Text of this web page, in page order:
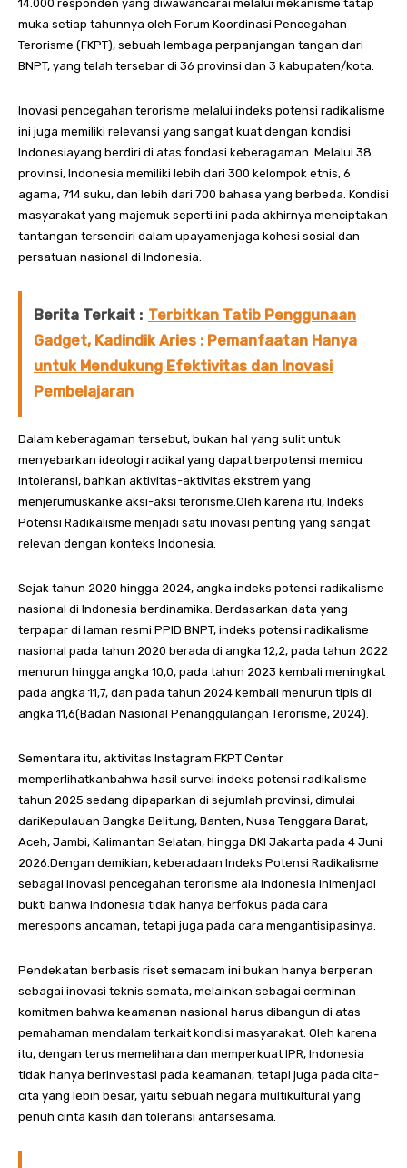
14.000 responden yang diwawancarai melalui mekanisme tatap
muka setiap tahunnya oleh Forum Koordinasi Pencegahan
Terorisme (FKPT), sebuah lembaga perpanjangan tangan dari
BNPT, yang telah tersebar di 36 provinsi dan 3 kabupaten/kota.
Inovasi pencegahan terorisme melalui indeks potensi radikalisme
ini juga memiliki relevansi yang sangat kuat dengan kondisi
Indonesiayang berdiri di atas fondasi keberagaman. Melalui 38
provinsi, Indonesia memiliki lebih dari 300 kelompok etnis, 6
agama, 714 suku, dan lebih dari 700 bahasa yang berbeda. Kondisi
masyarakat yang majemuk seperti ini pada akhirnya menciptakan
tantangan tersendiri dalam upayamenjaga kohesi sosial dan
persatuan nasional di Indonesia.
Berita Terkait : Terbitkan Tatib Penggunaan
Gadget, Kadindik Aries : Pemanfaatan Hanya
untuk Mendukung Efektivitas dan Inovasi
Pembelajaran
Dalam keberagaman tersebut, bukan hal yang sulit untuk
menyebarkan ideologi radikal yang dapat berpotensi memicu
intoleransi, bahkan aktivitas-aktivitas ekstrem yang
menjerumuskanke aksi-aksi terorisme.Oleh karena itu, Indeks
Potensi Radikalisme menjadi satu inovasi penting yang sangat
relevan dengan konteks Indonesia.
Sejak tahun 2020 hingga 2024, angka indeks potensi radikalisme
nasional di Indonesia berdinamika. Berdasarkan data yang
terpapar di laman resmi PPID BNPT, indeks potensi radikalisme
nasional pada tahun 2020 berada di angka 12,2, pada tahun 2022
menurun hingga angka 10,0, pada tahun 2023 kembali meningkat
pada angka 11,7, dan pada tahun 2024 kembali menurun tipis di
angka 11,6(Badan Nasional Penanggulangan Terorisme, 2024).
Sementara itu, aktivitas Instagram FKPT Center
memperlihatkanbahwa hasil survei indeks potensi radikalisme
tahun 2025 sedang dipaparkan di sejumlah provinsi, dimulai
dariKepulauan Bangka Belitung, Banten, Nusa Tenggara Barat,
Aceh, Jambi, Kalimantan Selatan, hingga DKI Jakarta pada 4 Juni
2026.Dengan demikian, keberadaan Indeks Potensi Radikalisme
sebagai inovasi pencegahan terorisme ala Indonesia inimenjadi
bukti bahwa Indonesia tidak hanya berfokus pada cara
merespons ancaman, tetapi juga pada cara mengantisipasinya.
Pendekatan berbasis riset semacam ini bukan hanya berperan
sebagai inovasi teknis semata, melainkan sebagai cerminan
komitmen bahwa keamanan nasional harus dibangun di atas
pemahaman mendalam terkait kondisi masyarakat. Oleh karena
itu, dengan terus memelihara dan memperkuat IPR, Indonesia
tidak hanya berinvestasi pada keamanan, tetapi juga pada cita-
cita yang lebih besar, yaitu sebuah negara multikultural yang
penuh cinta kasih dan toleransi antarsesama.